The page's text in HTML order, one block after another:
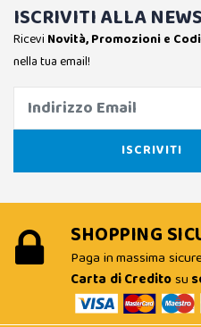
ISCRIVITI ALLA
Ricevi Novità, Promozioni e
nella tua email!
SHOPPING
Paga in massima
Carta di Creditosu